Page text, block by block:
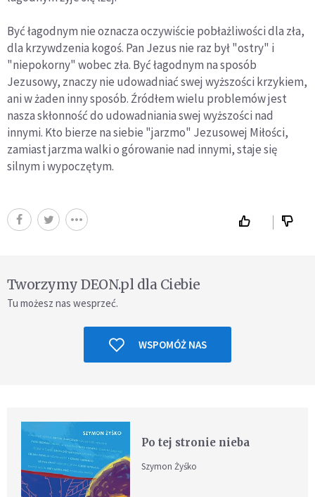
Być łagodnym nie oznacza oczywiście pobłażliwości dla zła,
dla krzywdzenia kogoś. Pan Jezus nie raz był "ostry" i
"niepokorny" wobec zła. Być łagodnym na sposób
Jezusowy, znaczy nie udowadniać swej wyższości krzykiem,
ani w żaden inny sposób. Źródłem wielu problemów jest
nasza skłonność do udowadniania swej wyższości nad
innymi. Kto bierze na siebie "jarzmo" Jezusowej Miłości,
zamiast jarzma walki o górowanie nad innymi, staje się
silnym i wypoczętym.
Tworzymy DEON.pl dla Ciebie
Tu możesz nas wesprzeć.
WSPOMÓŻ NAS
Po tej stronie nieba
Szymon Żyśko